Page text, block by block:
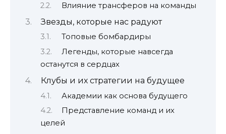
Влияние трансферов на команды
Звезды, которые нас радуют
Топовые бомбардиры
Легенды, которые навсегда
останутся в сердцах
Клубы и их стратегии на будущее
Академии как основа будущего
Представление команд и их
целей